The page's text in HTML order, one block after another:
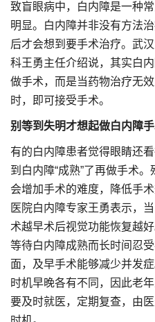
致盲眼病中，白内障是一种
明显。白内障并非没有方法
后才会想到要手术治疗。武
科王勇主任介绍说，其实白
做手术，而是当药物治疗无
时，即可接受手术。
别等到失明才想起做白内障
有的白内障患者觉得眼睛还
到白内障“成熟”了再做手术
会增加手术的难度，降低手
医院白内障专家王勇表示，
术越早术后视觉功能恢复越
等待白内障成熟而长时间忍
面，及早手术能够减少并发
时机早晚各有不同，因此老
要及时就医，定期复查，由